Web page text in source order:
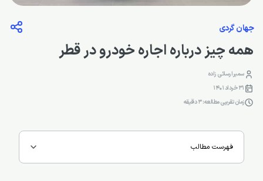
جهان گردی
همه چیز درباره اجاره خودرو در قطر
سمیرا رسائی زاده
31 خرداد 1401
زمان تقریبی مطالعه: 3 دقیقه
فهرست مطالب